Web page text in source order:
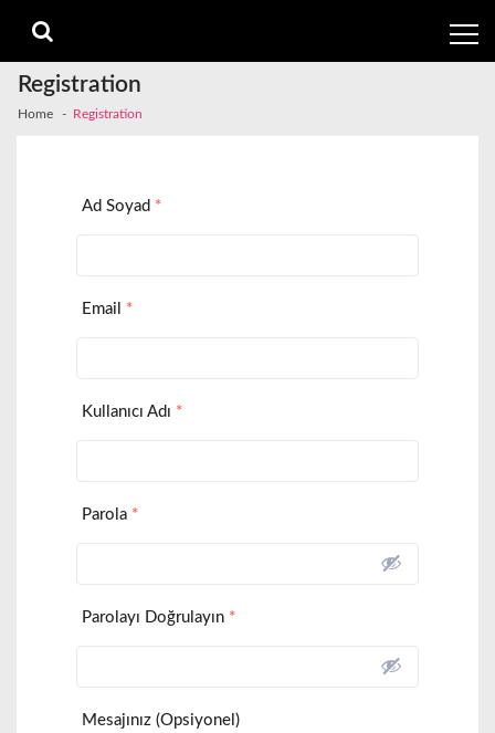
navigation
content
Registration
Home Registration
Ad Soyad *
Email *
Kullanıcı Adı *
Parola *
Parolayı Doğrulayın *
Mesajınız (Opsiyonel)